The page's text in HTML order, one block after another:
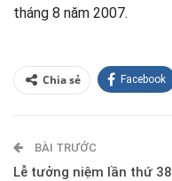
tháng 8 năm 2007.
Chia sẻ Facebook
E-mail
BÀI TRƯỚC
Lễ tưởng niệm lần thứ 38